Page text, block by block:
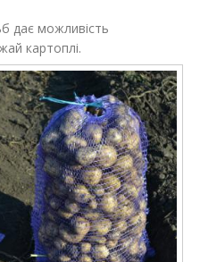
дає можливість
картоплі.